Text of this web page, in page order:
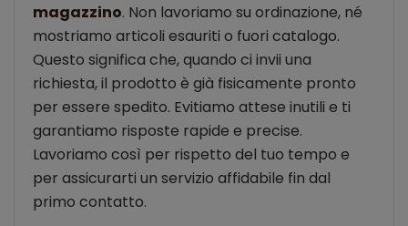
magazzino. Non lavoriamo su ordinazione, né
mostriamo articoli esauriti o fuori catalogo.
Questo significa che, quando ci invii una
richiesta, il prodotto è già fisicamente pronto
per essere spedito. Evitiamo attese inutili e ti
garantiamo risposte rapide e precise.
Lavoriamo così per rispetto del tuo tempo e
per assicurarti un servizio affidabile fin dal
primo contatto.